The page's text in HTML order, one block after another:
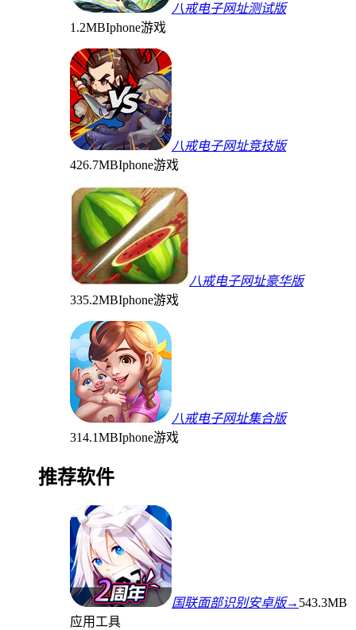
八戒电子网址测试版
1.2MBIphone游戏
八戒电子网址竞技版
426.7MBIphone游戏
八戒电子网址豪华版
335.2MBIphone游戏
八戒电子网址集合版
314.1MBIphone游戏
推荐软件
国联面部识别安卓版→ 543.3MB
应用工具